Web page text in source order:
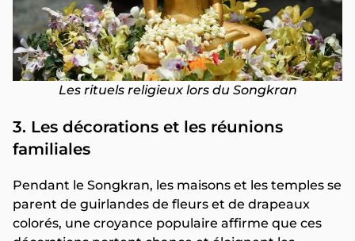
Les rituels religieux lors du Songkran
3. Les décorations et les réunions
familiales
Pendant le Songkran, les maisons et les temples se
parent de guirlandes de fleurs et de drapeaux
colorés, une croyance populaire affirme que ces